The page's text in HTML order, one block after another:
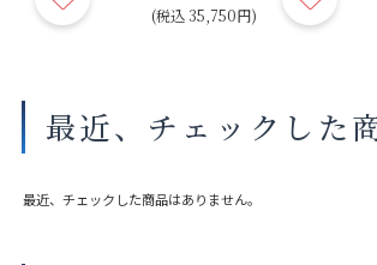
(税込 35,750円)
最近、チェックした
最近、チェックした商品はありません。